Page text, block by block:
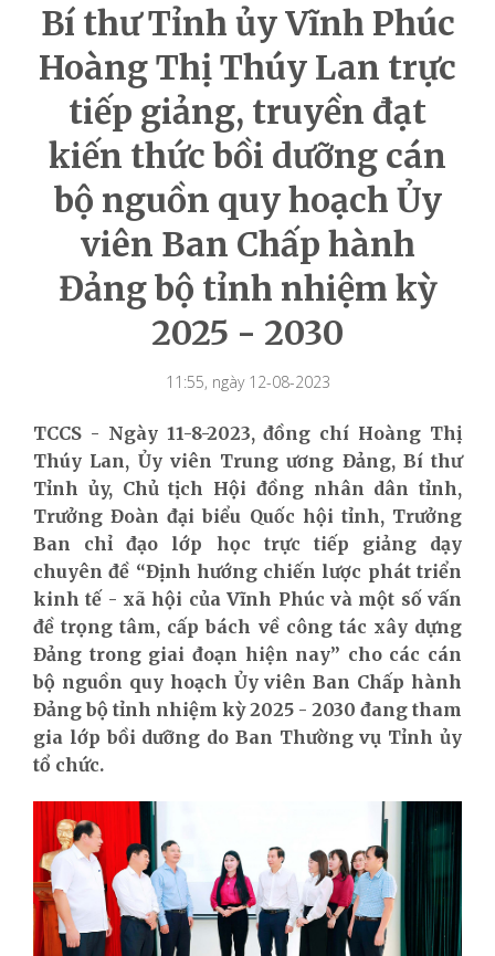
Bí thư Tỉnh ủy Vĩnh Phúc
Hoàng Thị Thúy Lan trực
tiếp giảng, truyền đạt
kiến thức bồi dưỡng cán
bộ nguồn quy hoạch Ủy
viên Ban Chấp hành
Đảng bộ tỉnh nhiệm kỳ
2025 - 2030
11:55, ngày 12-08-2023
TCCS - Ngày 11-8-2023, đồng chí Hoàng Thị
Thúy Lan, Ủy viên Trung ương Đảng, Bí thư
Tỉnh ủy, Chủ tịch Hội đồng nhân dân tỉnh,
Trưởng Đoàn đại biểu Quốc hội tỉnh, Trưởng
Ban chỉ đạo lớp học trực tiếp giảng dạy
chuyên đề “Định hướng chiến lược phát triển
kinh tế - xã hội của Vĩnh Phúc và một số vấn
đề trọng tâm, cấp bách về công tác xây dựng
Đảng trong giai đoạn hiện nay” cho các cán
bộ nguồn quy hoạch Ủy viên Ban Chấp hành
Đảng bộ tỉnh nhiệm kỳ 2025 - 2030 đang tham
gia lớp bồi dưỡng do Ban Thường vụ Tỉnh ủy
tổ chức.